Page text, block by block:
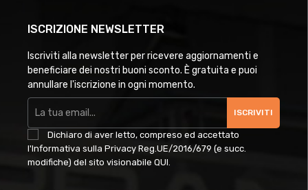
ISCRIZIONE NEWSLETTER
Iscriviti alla newsletter per ricevere aggiornamenti e
beneficiare dei nostri buoni sconto. È gratuita e puoi
annullare l'iscrizione in ogni momento.
ISCRIVITI
Dichiaro di aver letto, compreso ed accettato
l'Informativa sulla Privacy Reg.UE/2016/679 (e succ.
modifiche) del sito visionabile QUI